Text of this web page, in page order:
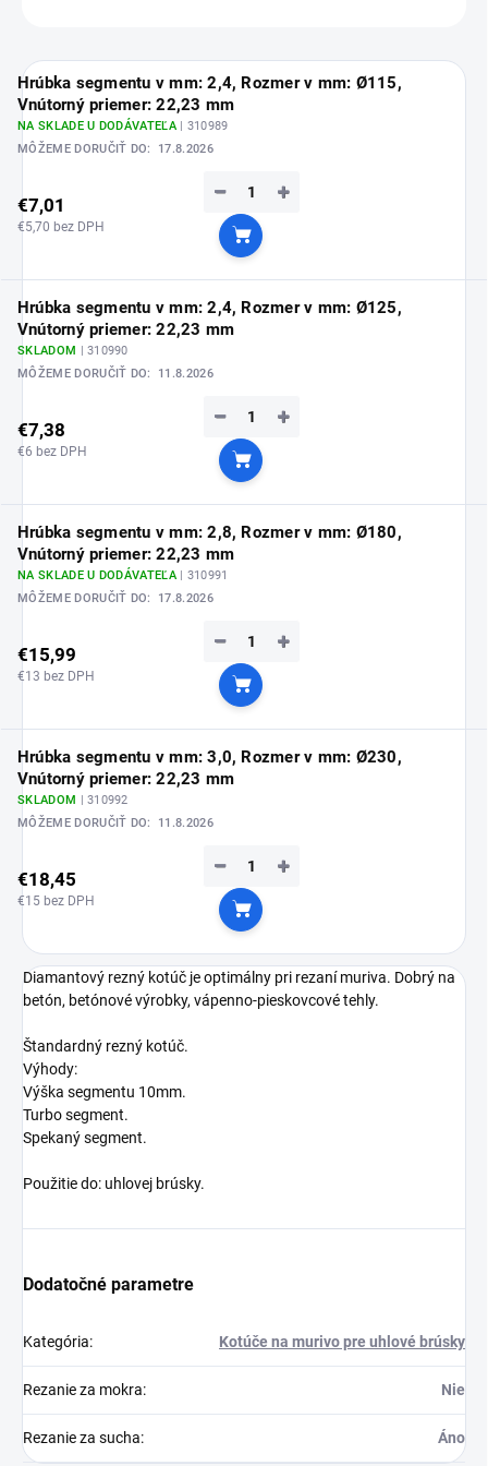
Hrúbka segmentu v mm: 2,4, Rozmer v mm: Ø115,
Vnútorný priemer: 22,23 mm
NA SKLADE U DODÁVATEĽA
| 310989
MÔŽEME DORUČIŤ DO:
17.8.2026
€7,01
€5,70 bez DPH
+
−
Do košíka
Hrúbka segmentu v mm: 2,4, Rozmer v mm: Ø125,
Vnútorný priemer: 22,23 mm
SKLADOM
| 310990
MÔŽEME DORUČIŤ DO:
11.8.2026
€7,38
€6 bez DPH
+
−
Do košíka
Hrúbka segmentu v mm: 2,8, Rozmer v mm: Ø180,
Vnútorný priemer: 22,23 mm
NA SKLADE U DODÁVATEĽA
| 310991
MÔŽEME DORUČIŤ DO:
17.8.2026
€15,99
€13 bez DPH
+
−
Do košíka
Hrúbka segmentu v mm: 3,0, Rozmer v mm: Ø230,
Vnútorný priemer: 22,23 mm
SKLADOM
| 310992
MÔŽEME DORUČIŤ DO:
11.8.2026
€18,45
€15 bez DPH
+
−
Do košíka
Diamantový rezný kotúč je optimálny pri rezaní muriva. Dobrý na
betón, betónové výrobky, vápenno-pieskovcové tehly.
Štandardný rezný kotúč.
Výhody:
Výška segmentu 10mm.
Turbo segment.
Spekaný segment.
Použitie do: uhlovej brúsky.
Dodatočné parametre
Kategória: Kotúče na murivo pre uhlové brúsky
Rezanie za mokra: Nie
Rezanie za sucha: Áno